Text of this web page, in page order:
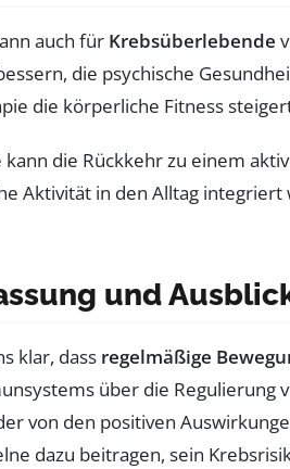
auch für Krebsüberlebende
die psychische
die körperliche Fitness
die Rückkehr zu einem
Aktivität in den Alltag
und
klar, dass regelmäßige
über die Regulierung
von den positiven
dazu beitragen, sein